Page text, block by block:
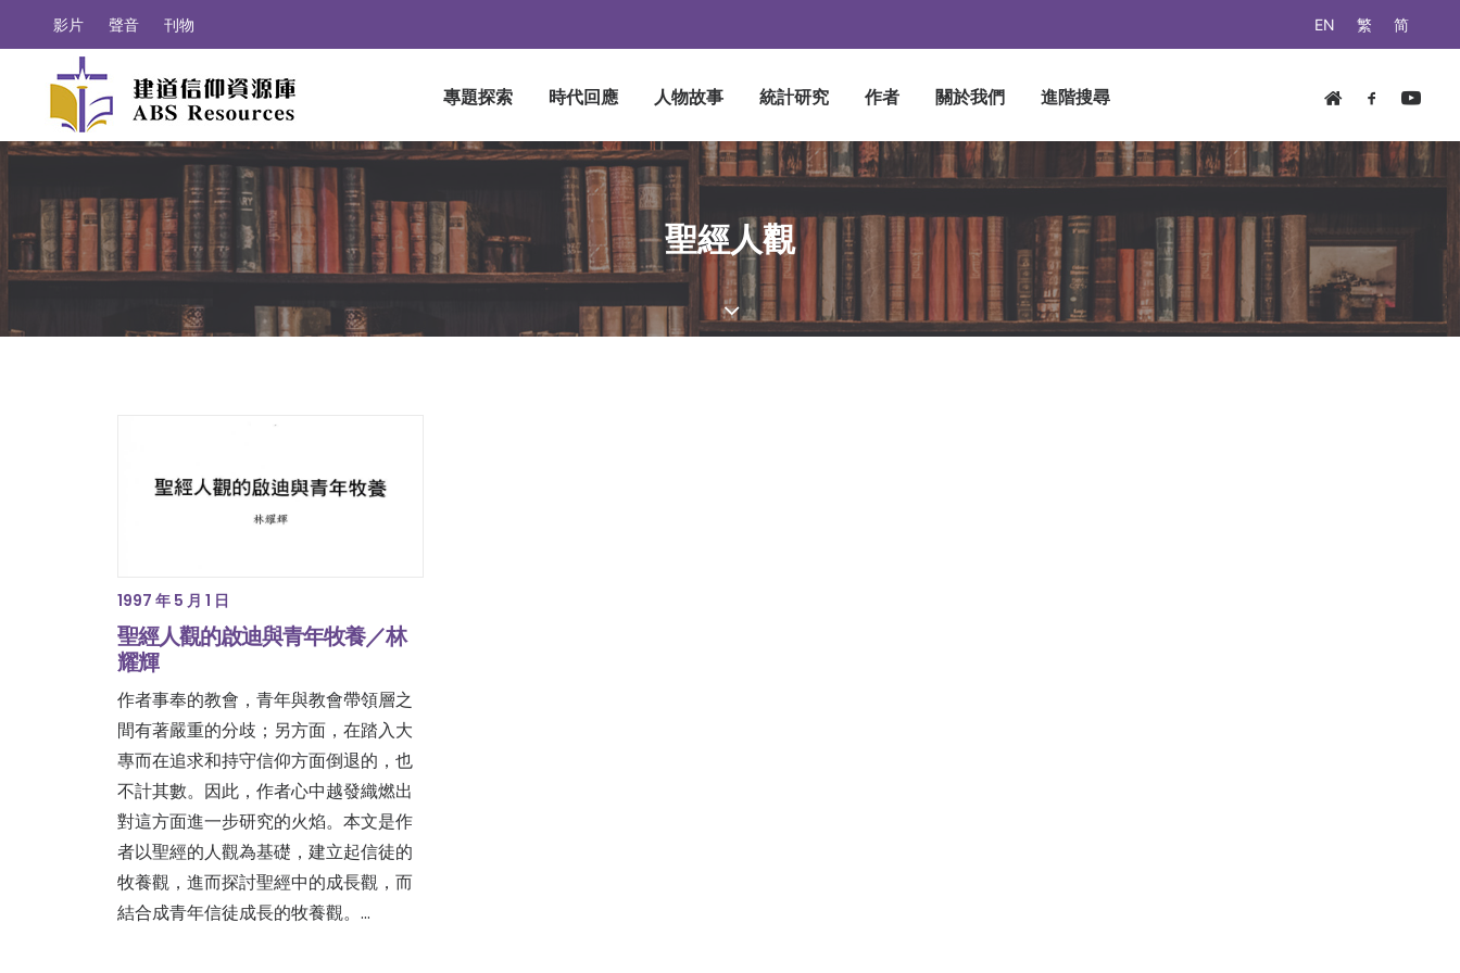
EN 繁 简
影片 聲音 刊物
專題探索 時代回應 人物故事 統計研究 作者 關於我們 進階搜尋
聖經人觀
1997 年 5 月 1 日
聖經人觀的啟迪與青年牧養／林
耀輝
作者事奉的教會，青年與教會帶領層之
間有著嚴重的分歧；另方面，在踏入大
專而在追求和持守信仰方面倒退的，也
不計其數。因此，作者心中越發織燃出
對這方面進一步研究的火焰。本文是作
者以聖經的人觀為基礎，建立起信徒的
牧養觀，進而探討聖經中的成長觀，而
結合成青年信徒成長的牧養觀。…